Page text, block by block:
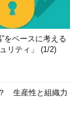
をベースに考える
リティ」 (1/2)
生産性と組織力